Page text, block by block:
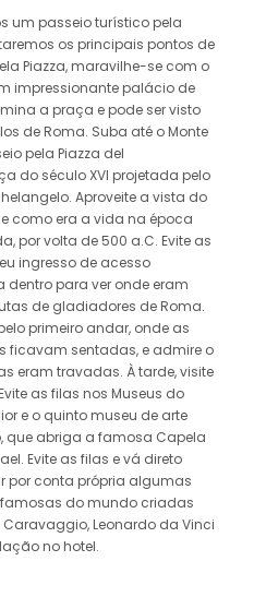
um passeio turístico pela
os principais pontos de
Piazza, maravilhe-se com o
impressionante palácio de
a praça e pode ser visto
de Roma. Suba até o Monte
pela Piazza del
do século XVI projetada pelo
Aproveite a vista do
como era a vida na época
por volta de 500 a.C. Evite as
ingresso de acesso
dentro para ver onde eram
de gladiadores de Roma.
primeiro andar, onde as
ficavam sentadas, e admire o
eram travadas. À tarde, visite
as filas nos Museus do
e o quinto museu de arte
que abriga a famosa Capela
Evite as filas e vá direto
por conta própria algumas
do mundo criadas
Caravaggio, Leonardo da Vinci
no hotel.